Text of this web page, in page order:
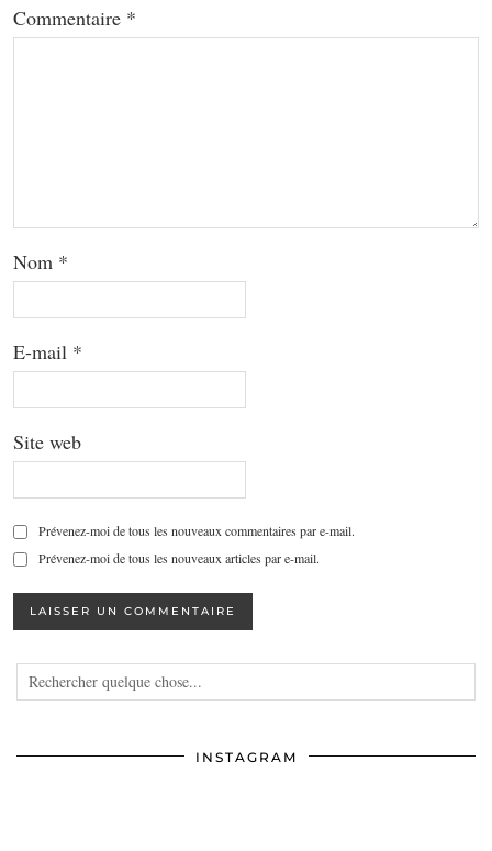
Commentaire *
Nom *
E-mail *
Site web
Prévenez-moi de tous les nouveaux commentaires par e-mail.
Prévenez-moi de tous les nouveaux articles par e-mail.
INSTAGRAM